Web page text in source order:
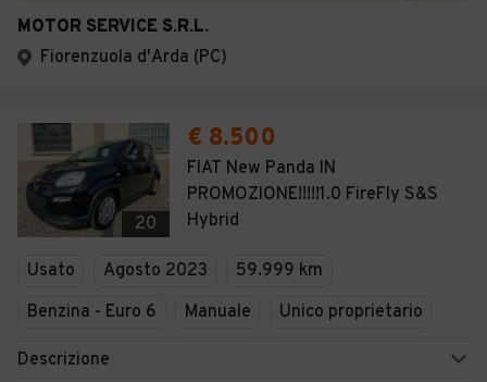
MOTOR SERVICE S.R.L.
Fiorenzuola d'Arda (PC)
20
€ 8.500
FIAT New Panda IN
PROMOZIONE!!!!!1.0 FireFly S&S
Hybrid
Usato Agosto 2023
59.999 km
Benzina - Euro 6
Manuale Unico proprietario
Descrizione